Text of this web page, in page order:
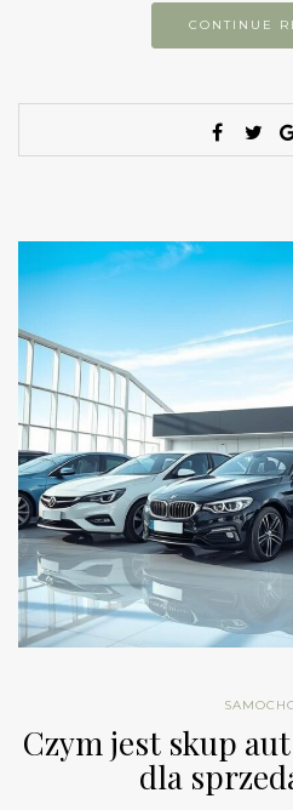
CONTINUE
Czym jest skup
dla